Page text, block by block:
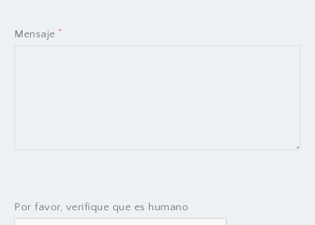
Mensaje *
Por favor, verifique que es humano